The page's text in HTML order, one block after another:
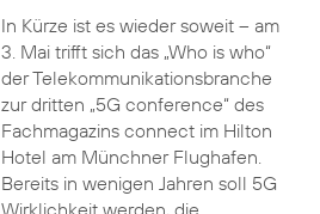
In Kürze ist es wieder soweit – am
3. Mai trifft sich das „Who is who“
der Telekommunikationsbranche
zur dritten „5G conference“ des
Fachmagazins connect im Hilton
Hotel am Münchner Flughafen.
Bereits in wenigen Jahren soll 5G
Wirklichkeit werden, die